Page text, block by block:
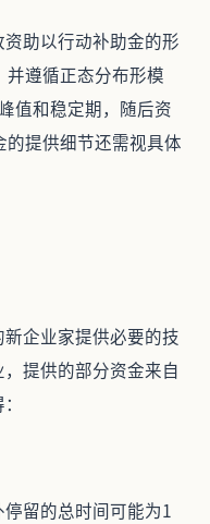
助以行动补助金的形
遵循正态分布形模
值和稳定期，随后资
提供细节还需视具体
企业家提供必要的技
提供的部分资金来自
留的总时间可能为1